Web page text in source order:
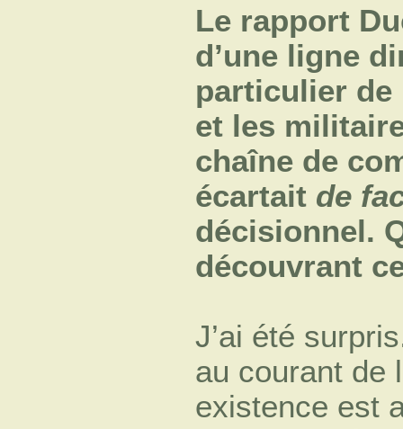
Le rapport
d’une ligne
particulier de
et les
chaîne de
écartait de
décisionnel.
découvrant
J’ai été
au courant de
existence est